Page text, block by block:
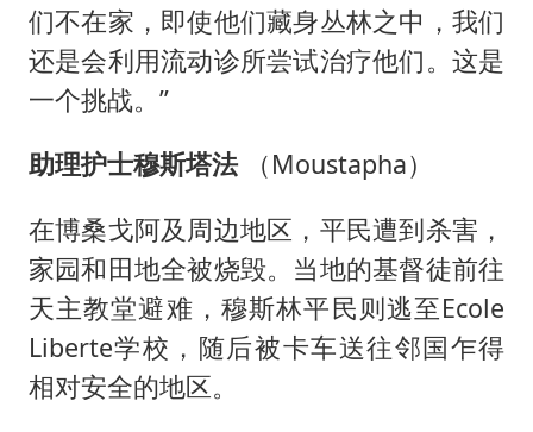
们不在家，即使他们藏身丛林之中，我们
还是会利用流动诊所尝试治疗他们。这是
一个挑战。”
助理护士穆斯塔法
（Moustapha）
在博桑戈阿及周边地区，平民遭到杀害，
家园和田地全被烧毁。当地的基督徒前往
天主教堂避难，穆斯林平民则逃至Ecole
Liberte学校，随后被卡车送往邻国乍得
相对安全的地区。